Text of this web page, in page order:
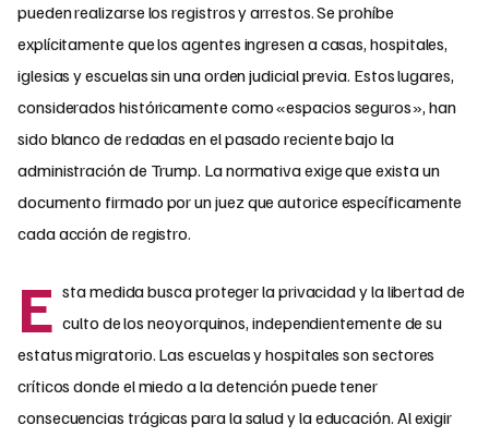
pueden realizarse los registros y arrestos. Se prohíbe
explícitamente que los agentes ingresen a casas, hospitales,
iglesias y escuelas sin una orden judicial previa. Estos lugares,
considerados históricamente como «espacios seguros», han
sido blanco de redadas en el pasado reciente bajo la
administración de Trump. La normativa exige que exista un
documento firmado por un juez que autorice específicamente
cada acción de registro.
E sta medida busca proteger la privacidad y la libertad de
culto de los neoyorquinos, independientemente de su
estatus migratorio. Las escuelas y hospitales son sectores
críticos donde el miedo a la detención puede tener
consecuencias trágicas para la salud y la educación. Al exigir